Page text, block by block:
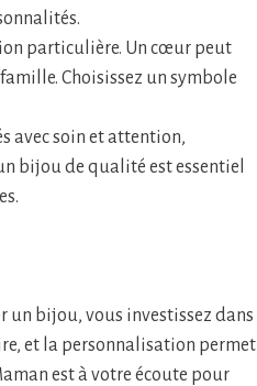
particulière. Un cœur peut
Choisissez un symbole
avec soin et attention,
bijou de qualité est essentiel
un bijou, vous investissez dans
et la personnalisation permet
est à votre écoute pour